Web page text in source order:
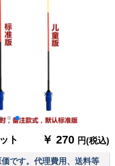
ト ￥ 270 円(税込)
です。代理費用、送料等